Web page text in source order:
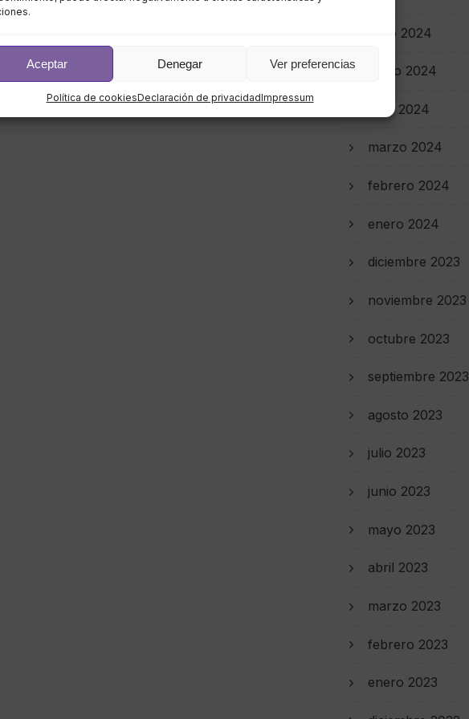
Aceptar Denegar Ver preferencias
Política de cookiesDeclaración de privacidadImpressum
junio 2024
mayo 2024
abril 2024
marzo 2024
febrero 2024
enero 2024
diciembre 2023
noviembre 2023
octubre 2023
septiembre 2023
agosto 2023
julio 2023
junio 2023
mayo 2023
abril 2023
marzo 2023
febrero 2023
enero 2023